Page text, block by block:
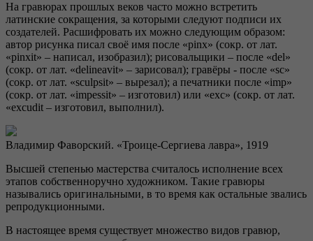
На гравюрах прошлых веков часто можно встретить
латинские сокращения, за которыми следуют подписи их
создателей. Расшифровать их можно следующим образом:
автор рисунка писал своё имя после «pinx» (сокр. от лат.
«pinxit» – написал, изобразил); рисовальщики – после «del»
(сокр. от лат. «delineavit» – зарисовал); гравёры - после «sc»
(сокр. от лат. «sculpsit» – вырезал); а печатники после «imp»
(сокр. от лат. «impessit» – изготовил) или «exc» (сокр. от лат.
«excudit – изготовил, выполнил).
Владимир Фаворский. «Троице-Сергиева лавра», 1919
Высшей степенью мастерства считалось исполнение всех
этапов собственноручно художником. Такие гравюры
назывались оригинальными, в то время как остальные звались
репродукционными.
В настоящее время существует множество видов гравюр,